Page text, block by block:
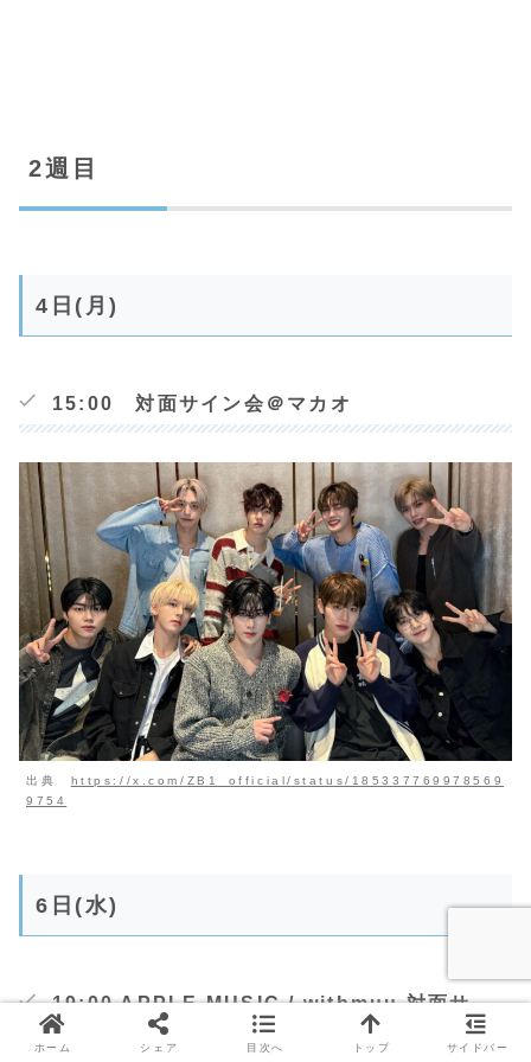
2週目
4日(月)
15:00 対面サイン会＠マカオ
出典 https://x.com/ZB1_official/status/185337769978569
9754
6日(水)
19:00 APPLE MUSIC / withmuu 対面サ
イン会
ホーム シェア 目次へ トップ サイドバー